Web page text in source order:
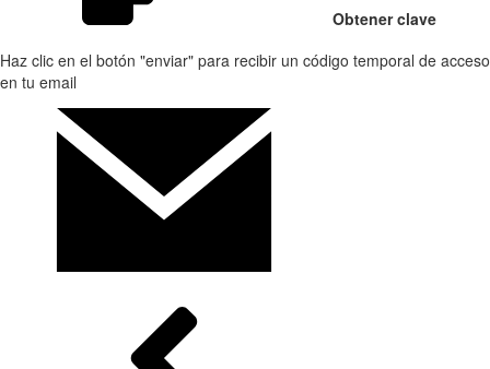
Obtener clave
Haz clic en el botón "enviar" para recibir un código temporal de acceso
en tu email